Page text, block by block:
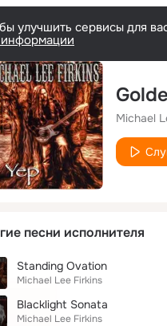
улучшить сервисы для
Michael
песни исполнителя
Standing Ovation
Michael Lee Firkins
Blacklight Sonata
Michael Lee Firkins